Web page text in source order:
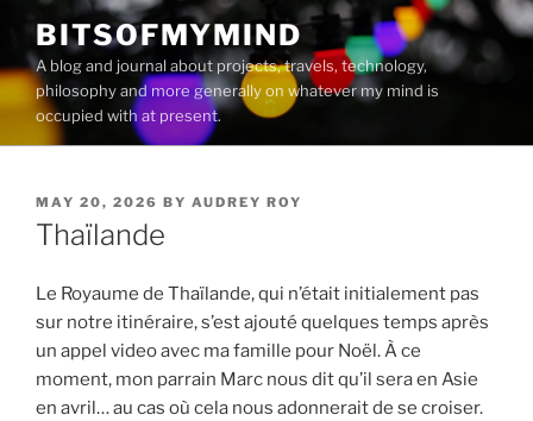
content
BITSOFMYMIND
A blog and journal about projects, travels, technology,
philosophy and more generally on whatever my mind is
occupied with at present.
POSTED
ON
MAY 20, 2026 BY AUDREY ROY
Thaïlande
Le Royaume de Thaïlande, qui n’était initialement pas
sur notre itinéraire, s’est ajouté quelques temps après
un appel video avec ma famille pour Noël. À ce
moment, mon parrain Marc nous dit qu’il sera en Asie
en avril… au cas où cela nous adonnerait de se croiser.